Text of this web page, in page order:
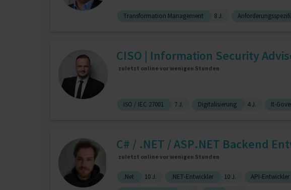
Transformation Management 8 J.
CISO | Information Security
zuletzt online vor wenigen Stunden
ISO / IEC 27001 7 J. Digitalisierung 4 J. It-
C# / .NET / ASP.NET Backend
zuletzt online vor wenigen Stunden
.Net 10 J. .NET-Entwickler 10 J. API-Entwickler